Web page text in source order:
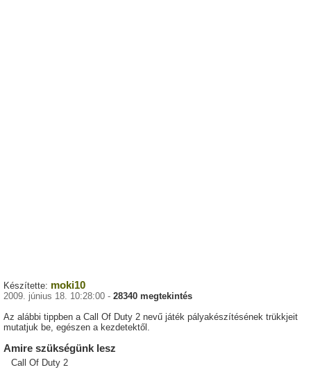
Készítette: moki10
2009. június 18. 10:28:00 - 28340 megtekintés
Az alábbi tippben a Call Of Duty 2 nevű játék pályakészítésének trükkjeit
mutatjuk be, egészen a kezdetektől.
Amire szükségünk lesz
Call Of Duty 2